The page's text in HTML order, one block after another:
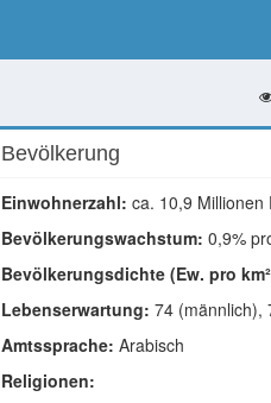
Bevölkerung
Einwohnerzahl: ca. 10,9 Millionen
Bevölkerungswachstum: 0,9%
Bevölkerungsdichte (Ew. pro
Lebenserwartung: 74 (männlich),
Amtssprache: Arabisch
Religionen: